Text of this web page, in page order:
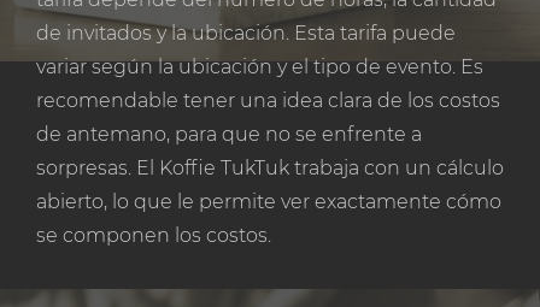
de invitados y la ubicación. Esta tarifa puede
variar según la ubicación y el tipo de evento. Es
recomendable tener una idea clara de los costos
de antemano, para que no se enfrente a
sorpresas. El Koffie TukTuk trabaja con un cálculo
abierto, lo que le permite ver exactamente cómo
se componen los costos.